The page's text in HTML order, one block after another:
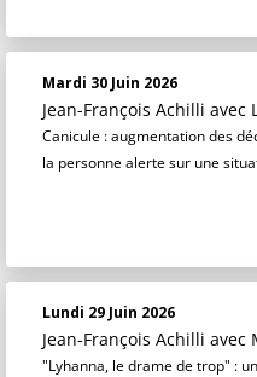
Mardi 30 Juin 2026
Jean-François Achilli avec
Canicule : augmentation des
la personne alerte sur une
Lundi 29 Juin 2026
Jean-François Achilli avec
"Lyhanna, le drame de trop" :